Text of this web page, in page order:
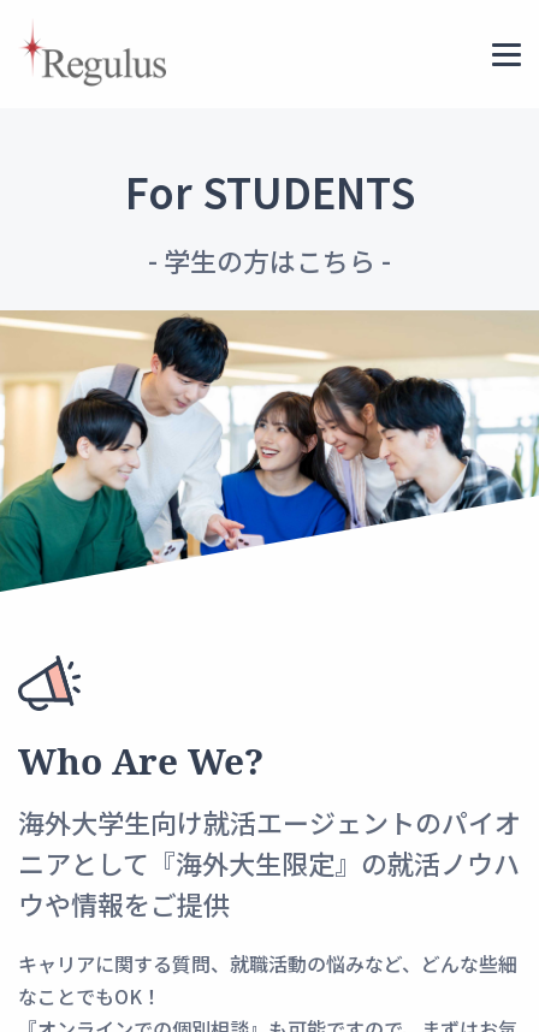
For STUDENTS
- 学生の方はこちら -
Who Are We?
海外大学生向け就活エージェントのパイオ
ニアとして『海外大生限定』の就活ノウハ
ウや情報をご提供
キャリアに関する質問、就職活動の悩みなど、どんな些細
なことでもOK！